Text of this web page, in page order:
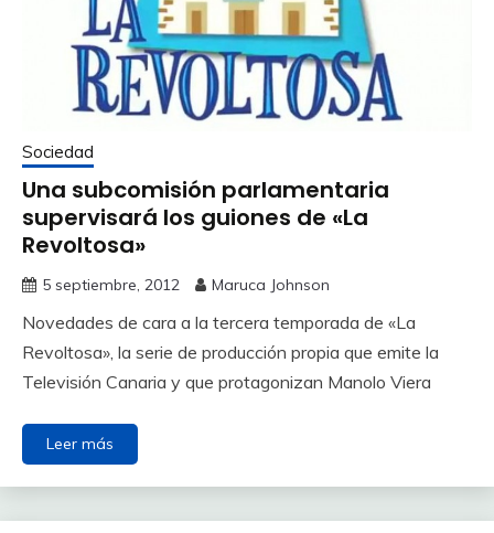
Sociedad
Una subcomisión parlamentaria
supervisará los guiones de «La
Revoltosa»
5 septiembre, 2012 Maruca Johnson
Novedades de cara a la tercera temporada de «La
Revoltosa», la serie de producción propia que emite la
Televisión Canaria y que protagonizan Manolo Viera
Leer más